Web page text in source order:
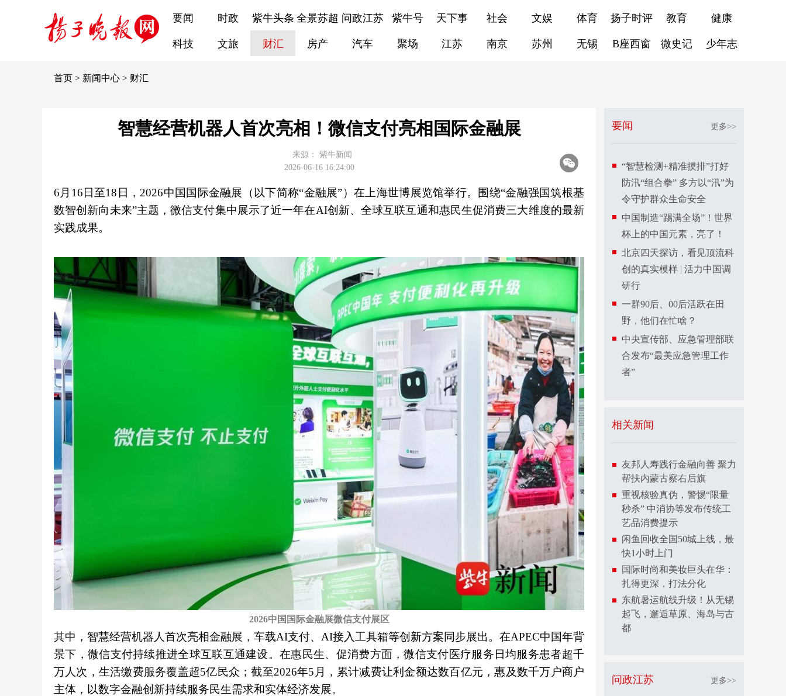
要闻 时政 紫牛头条 全景苏超 问政江苏 紫牛号 天下事 社会 文娱 体育 扬子时评 教育 健康
科技 文旅 财汇 房产 汽车 聚场 江苏 南京 苏州 无锡 B座西窗 微史记 少年志
首页 > 新闻中心 > 财汇
智慧经营机器人首次亮相！微信支付亮相国际金融展
来源：
紫牛新闻
2026-06-16 16:24:00
6月16日至18日，2026中国国际金融展（以下简称“金融展”）在上海世博展览馆举行。围绕“金融强国筑根基
数智创新向未来”主题，微信支付集中展示了近一年在AI创新、全球互联互通和惠民生促消费三大维度的最新
实践成果。
2026中国国际金融展微信支付展区
其中，智慧经营机器人首次亮相金融展，车载AI支付、AI接入工具箱等创新方案同步展出。在APEC中国年背
景下，微信支付持续推进全球互联互通建设。在惠民生、促消费方面，微信支付医疗服务日均服务患者超千
万人次，生活缴费服务覆盖超5亿民众；截至2026年5月，累计减费让利金额达数百亿元，惠及数千万户商户
主体，以数字金融创新持续服务民生需求和实体经济发展。
要闻 更多>>
“智慧检测+精准摸排”打好
防汛“组合拳” 多方以“汛”为
令守护群众生命安全
中国制造“踢满全场”！世界
杯上的中国元素，亮了！
北京四天探访，看见顶流科
创的真实模样 | 活力中国调
研行
一群90后、00后活跃在田
野，他们在忙啥？
中央宣传部、应急管理部联
合发布“最美应急管理工作
者”
相关新闻
友邦人寿践行金融向善 聚力
帮扶内蒙古察右后旗
重视核验真伪，警惕“限量
秒杀” 中消协等发布传统工
艺品消费提示
闲鱼回收全国50城上线，最
快1小时上门
国际时尚和美妆巨头在华：
扎得更深，打法分化
东航暑运航线升级！从无锡
起飞，邂逅草原、海岛与古
都
问政江苏 更多>>